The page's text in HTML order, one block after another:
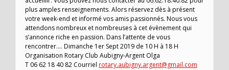
plus amples renseignements. Alors réservez dès à présent
votre week-end et informé vos amis passionnés. Nous vous
attendons nombreux et nombreuses à cet évènement qui
s’annonce riche en passion. Dans l’attente de vous
rencontrer…. Dimanche 1er Sept 2019 de 10 H à 18 H
Organisation Rotary Club Aubigny-Argent Olga
T 06 62 18 40 82 Courriel rotary.aubigny.argent@gmail.com